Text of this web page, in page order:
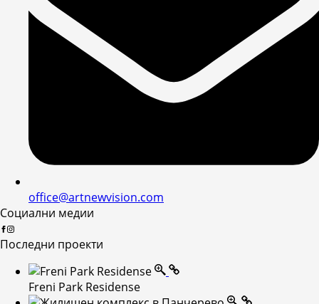
office@artnewvision.com
Социални медии
Последни проекти
Freni Park Residense